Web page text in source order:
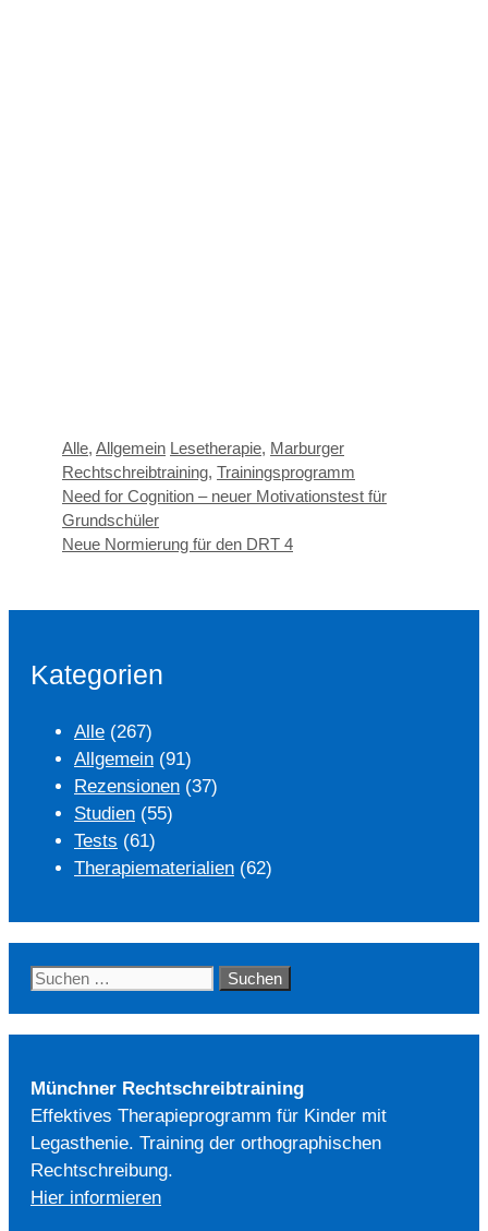
Kategorien
Alle, Allgemein Schlagwörter
Lesetherapie, Marburger
Rechtschreibtraining, Trainingsprogramm
Need for Cognition – neuer Motivationstest für
Grundschüler
Neue Normierung für den DRT 4
Kategorien
Alle (267)
Allgemein (91)
Rezensionen (37)
Studien (55)
Tests (61)
Therapiematerialien (62)
Suchen
Münchner Rechtschreibtraining
Effektives Therapieprogramm für Kinder mit
Legasthenie. Training der orthographischen
Rechtschreibung.
Hier informieren